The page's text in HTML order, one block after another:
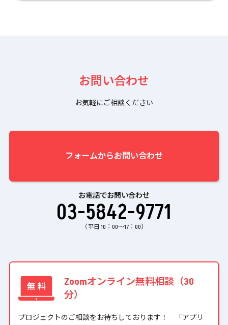
お問い合わせ
お気軽にご相談ください
フォームからお問い合わせ
お電話でお問い合わせ
03-5842-9771
（平日 10：00〜17：00）
Zoomオンライン無料相談（30
分）
プロジェクトのご相談をお待ちしております！ 「アプリ